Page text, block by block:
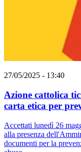
27/05/2025 - 13:40
Azione cattolica
carta etica per
Accettati lunedì 26
alla presenza
documenti per la